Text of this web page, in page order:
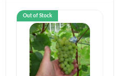
Out of Stock